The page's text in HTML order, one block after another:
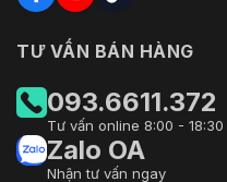
Khoảng cách bảo
vệ theo khu vực
TƯ VẤN BÁN HÀNG
093.6611.372
Tư vấn online 8:00 - 18:30
Zalo OA
Nhận tư vấn ngay